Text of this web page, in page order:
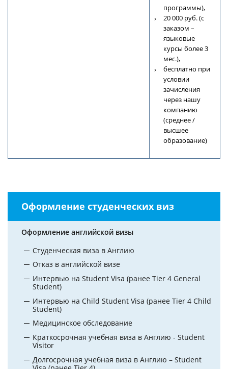
программы),
20 000 руб. (с
заказом –
языковые
курсы более 3
мес.),
бесплатно при
условии
зачисления
через нашу
компанию
(среднее /
высшее
образование)
Оформление студенческих виз
Оформление английской визы
Студенческая виза в Англию
Отказ в английской визе
Интервью на Student Visa (ранее Tier 4 General
Student)
Интервью на Child Student Visa (ранее Tier 4 Child
Student)
Медицинское обследование
Краткосрочная учебная виза в Англию - Student
Visitor
Долгосрочная учебная виза в Англию – Student